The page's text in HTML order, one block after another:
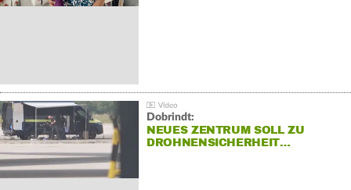
Dobrindt:
NEUES ZENTRUM SOLL ZU
DROHNENSICHERHEIT…